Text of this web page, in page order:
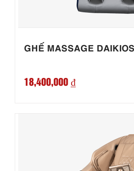
GHẾ MASSAGE
18,400,000 ₫